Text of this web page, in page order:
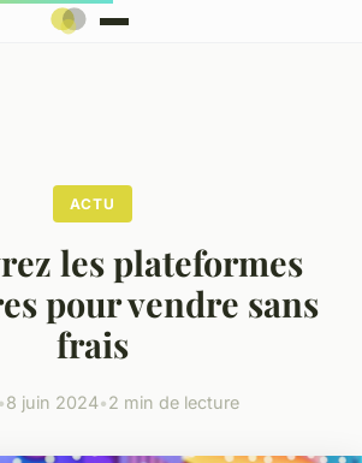
ACTU
les plateformes
pour vendre sans
frais
•8 juin 2024•2 min de lecture